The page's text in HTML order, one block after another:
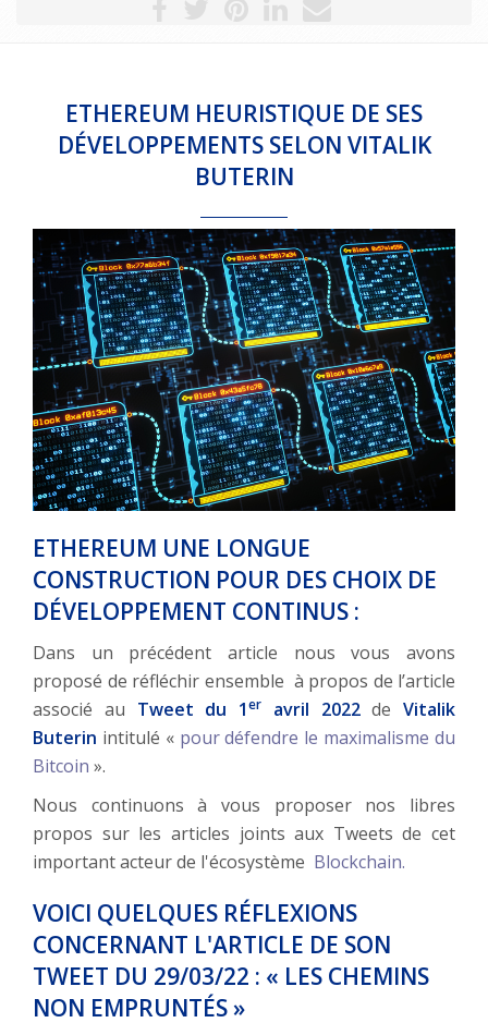
ETHEREUM HEURISTIQUE DE SES
DÉVELOPPEMENTS SELON VITALIK
BUTERIN
ETHEREUM UNE LONGUE
CONSTRUCTION POUR DES CHOIX DE
DÉVELOPPEMENT CONTINUS :
Dans un précédent article nous vous avons
proposé de réfléchir ensemble à propos de l’article
associé au Tweet du 1er avril 2022de Vitalik
Buterin intitulé « pour défendre le maximalisme du
Bitcoin ».
Nous continuons à vous proposer nos libres
propos sur les articles joints aux Tweets de cet
important acteur de l'écosystème Blockchain.
VOICI QUELQUES RÉFLEXIONS
CONCERNANT L'ARTICLE DE SON
TWEET DU 29/03/22 : « LES CHEMINS
NON EMPRUNTÉS »